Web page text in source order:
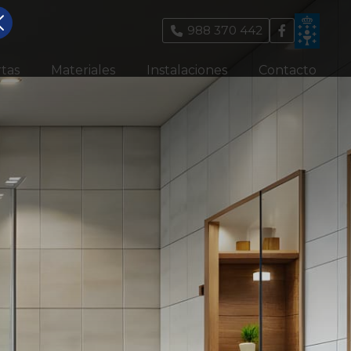
988 370 442
Materiales Instalaciones Contacto